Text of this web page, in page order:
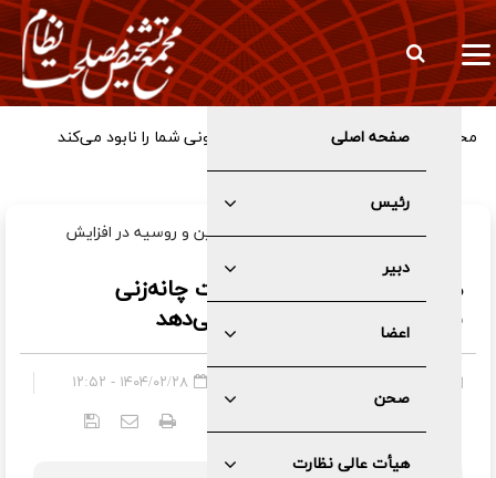
صفحه اصلی
رئیس
دبیر
اعضا
صحن
هیأت عالی نظارت
یادداشت علی‌اکبر ولایتی درباره نقش چین و روسیه در افزایش
همکاری با مسکو و پکن قدرت چانه‌زنی
بین‌المللی ایران را افزایش می‌دهد
۱۴۰۴/۰۲/۲۸ - ۱۲:۵۲